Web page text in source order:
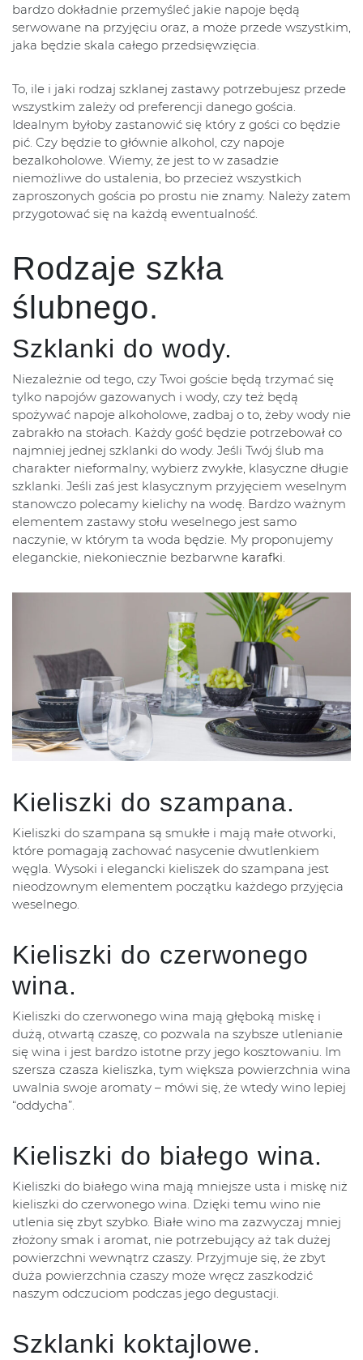
bardzo dokładnie przemyśleć jakie napoje będą
serwowane na przyjęciu oraz, a może przede wszystkim,
jaka będzie skala całego przedsięwzięcia.
To, ile i jaki rodzaj szklanej zastawy potrzebujesz przede
wszystkim zależy od preferencji danego gościa.
Idealnym byłoby zastanowić się który z gości co będzie
pić. Czy będzie to głównie alkohol, czy napoje
bezalkoholowe. Wiemy, że jest to w zasadzie
niemożliwe do ustalenia, bo przecież wszystkich
zaproszonych gościa po prostu nie znamy. Należy zatem
przygotować się na każdą ewentualność.
Rodzaje szkła
ślubnego.
Szklanki do wody.
Niezależnie od tego, czy Twoi goście będą trzymać się
tylko napojów gazowanych i wody, czy też będą
spożywać napoje alkoholowe, zadbaj o to, żeby wody nie
zabrakło na stołach. Każdy gość będzie potrzebował co
najmniej jednej szklanki do wody. Jeśli Twój ślub ma
charakter nieformalny, wybierz zwykłe, klasyczne długie
szklanki. Jeśli zaś jest klasycznym przyjęciem weselnym
stanowczo polecamy kielichy na wodę. Bardzo ważnym
elementem zastawy stołu weselnego jest samo
naczynie, w którym ta woda będzie. My proponujemy
eleganckie, niekoniecznie bezbarwne karafki.
Kieliszki do szampana.
Kieliszki do szampana są smukłe i mają małe otworki,
które pomagają zachować nasycenie dwutlenkiem
węgla. Wysoki i elegancki kieliszek do szampana jest
nieodzownym elementem początku każdego przyjęcia
weselnego.
Kieliszki do czerwonego
wina.
Kieliszki do czerwonego wina mają głęboką miskę i
dużą, otwartą czaszę, co pozwala na szybsze utlenianie
się wina i jest bardzo istotne przy jego kosztowaniu. Im
szersza czasza kieliszka, tym większa powierzchnia wina
uwalnia swoje aromaty – mówi się, że wtedy wino lepiej
“oddycha”.
Kieliszki do białego wina.
Kieliszki do białego wina mają mniejsze usta i miskę niż
kieliszki do czerwonego wina. Dzięki temu wino nie
utlenia się zbyt szybko. Białe wino ma zazwyczaj mniej
złożony smak i aromat, nie potrzebujący aż tak dużej
powierzchni wewnątrz czaszy. Przyjmuje się, że zbyt
duża powierzchnia czaszy może wręcz zaszkodzić
naszym odczuciom podczas jego degustacji.
Szklanki koktajlowe.